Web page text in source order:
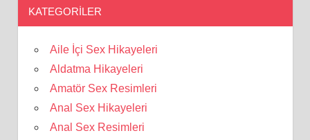
KATEGORILER
Aile İçi Sex Hikayeleri
Aldatma Hikayeleri
Amatör Sex Resimleri
Anal Sex Hikayeleri
Anal Sex Resimleri